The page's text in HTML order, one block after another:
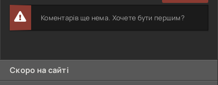
Коментарів ще нема. Хочете бути першим?
Скоро на сайті